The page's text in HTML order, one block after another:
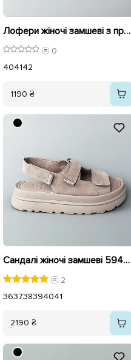
Лофери жіночі замшеві з прикрасами 594736 Бежеві
0
404142
1190 ₴
Сандалі жіночі замшеві 594444 Бежеві
2
363738394041
2190 ₴